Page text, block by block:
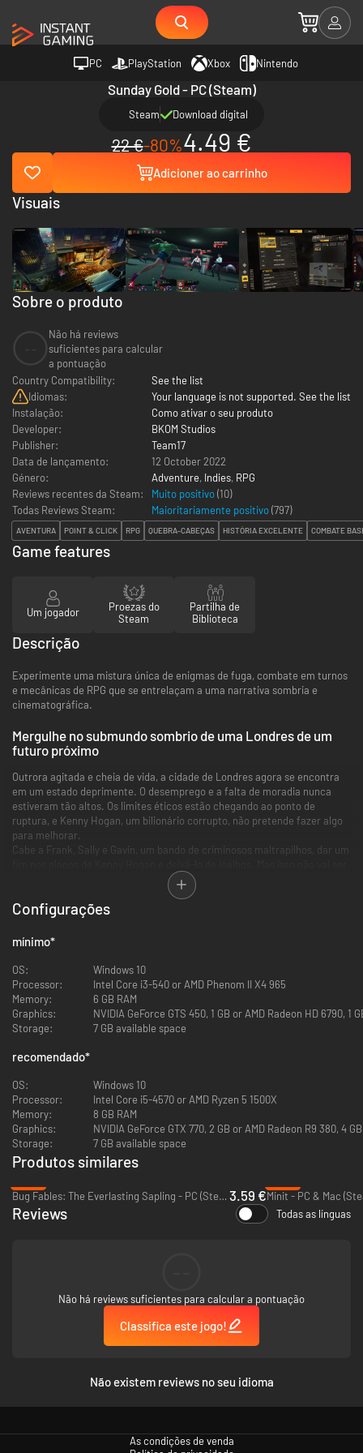
PC PlayStation Xbox Nintendo
Sunday Gold - PC (Steam)
Steam Download digital
22 €-80%4.49 €
Adicioner ao carrinho
Sobre o produto
Não há reviews
suficientes para calcular
a pontuação
Country Compatibility:
See the list
Idiomas:
Your language is not supported. See the list
Instalação:
Como ativar o seu produto
Developer:
BKOM Studios
Publisher:
Team17
Data de lançamento:
12 October 2022
Género:
Adventure, Indies, RPG
Reviews recentes da Steam:
Muito positivo(10)
Todas Reviews Steam:
Maioritariamente positivo(797)
AVENTURA POINT & CLICK RPG QUEBRA-CABEÇAS HISTÓRIA EXCELENTE COMBATE
Visuais
Game features
Um jogador
Proezas do
Steam
Partilha de
Biblioteca
Descrição
Experimente uma mistura única de enigmas de fuga, combate em turnos
e mecânicas de RPG que se entrelaçam a uma narrativa sombria e
cinematográfica.
Mergulhe no submundo sombrio de uma Londres de um
futuro próximo
Outrora agitada e cheia de vida, a cidade de Londres agora se encontra
em um estado deprimente. O desemprego e a falta de moradia nunca
estiveram tão altos. Os limites éticos estão chegando ao ponto de
ruptura, e Kenny Hogan, um bilionário corrupto, não pretende fazer algo
para melhorar.
Cabe a Frank, Sally e Gavin, um bando de criminosos maltrapilhos, dar um
uma tarefa fácil, e eles terão que enfrentar inúmeros obstáculos pelo
Mergulhe em um mundo árduo e realista com uma história totalmente
narrada. Passe por cenários surpreendentes desenhados à mão, veja
cenas cinematográficas em 2D e sequências inspiradas pelas histórias
em quadrinhos, além de ganchos que vão fazer você levantar da cadeira.
Enigmas que farão você coçar a cabeça
dedução e inventário para progredir em sua missão. Procure pistas,
invada terminais, arrombe uma porta (ou duas) e coloque sua inteligência
à prova em desafios únicos de cada "herói".
único de habilidades, além de suas próprias forças e fraquezas. Planeje
Configurações
mínimo*
OS:
Windows 10
Processor:
Intel Core i3-540 or AMD Phenom II X4 965
Memory:
6 GB RAM
Graphics:
NVIDIA GeForce GTS 450, 1 GB or AMD Radeon HD 6790, 1
Storage:
7 GB available space
recomendado*
OS:
Windows 10
Processor:
Intel Core i5-4570 or AMD Ryzen 5 1500X
Memory:
8 GB RAM
Graphics:
NVIDIA GeForce GTX 770, 2 GB or AMD Radeon R9 380, 4 GB
Storage:
7 GB available space
Produtos similares
Bug Fables: The Everlasting Sapling - PC (Steam) 3.59 €Minit - PC & Mac
Reviews Todas as línguas
Não há reviews suficientes para calcular a pontuação
Classifica este jogo!
Não existem reviews no seu idioma
As condições de venda